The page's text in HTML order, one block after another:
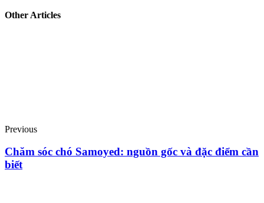
Other Articles
Previous
Chăm sóc chó Samoyed: nguồn gốc và đặc điểm cần
biết